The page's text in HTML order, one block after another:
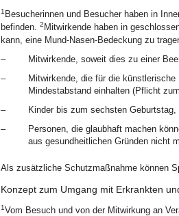
1 Besucherinnen und Besucher haben in
befinden. 2 Mitwirkende haben in
kann, eine Mund-Nasen-Bedeckung zu
–
Mitwirkende, soweit dies zu einer
–
Mitwirkende, die für die
Mindestabstand einhalten (Pflicht
–
Kinder bis zum sechsten Geburtstag,
–
Personen, die glaubhaft machen
aus gesundheitlichen Gründen nicht
Als zusätzliche Schutzmaßnahme können
Konzept zum Umgang mit Erkrankten
1Vom Besuch und von der Mitwirkung an